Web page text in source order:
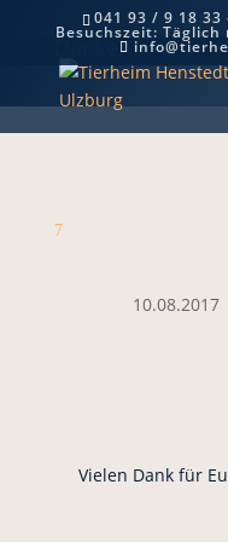
041 93 / 9 18
Besuchszeit:
Danke!
7
10.08.2017
Vielen Dank für